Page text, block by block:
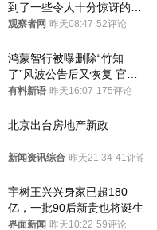
到了一些令人十分惊讶的消
息
观察者网 昨天08:47 52评论
鸿蒙智行被曝删除“竹知
了”风波公告后又恢复 官媒
曾力挺：劝华为要大度的，
有料新语 昨天16:07 175评论
北京出台房地产新政
新闻资讯综合 昨天21:34 41评论
宇树王兴兴身家已超180
亿，一批90后新贵也将诞生
界面新闻 昨天10:22 59评论